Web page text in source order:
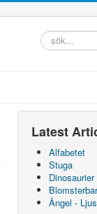
sök...
Latest
Alfabetet
Stuga
Ängel -